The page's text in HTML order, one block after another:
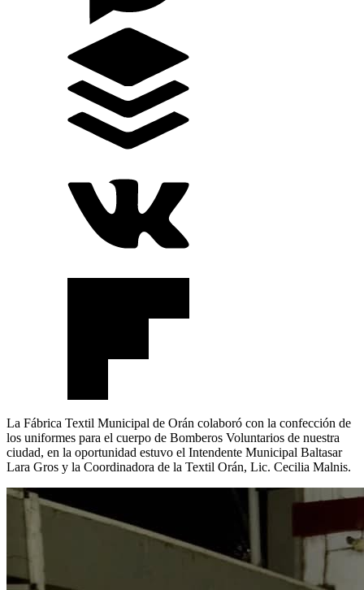
La Fábrica Textil Municipal de Orán colaboró con la confección de
los uniformes para el cuerpo de Bomberos Voluntarios de nuestra
ciudad, en la oportunidad estuvo el Intendente Municipal Baltasar
Lara Gros y la Coordinadora de la Textil Orán, Lic. Cecilia Malnis.